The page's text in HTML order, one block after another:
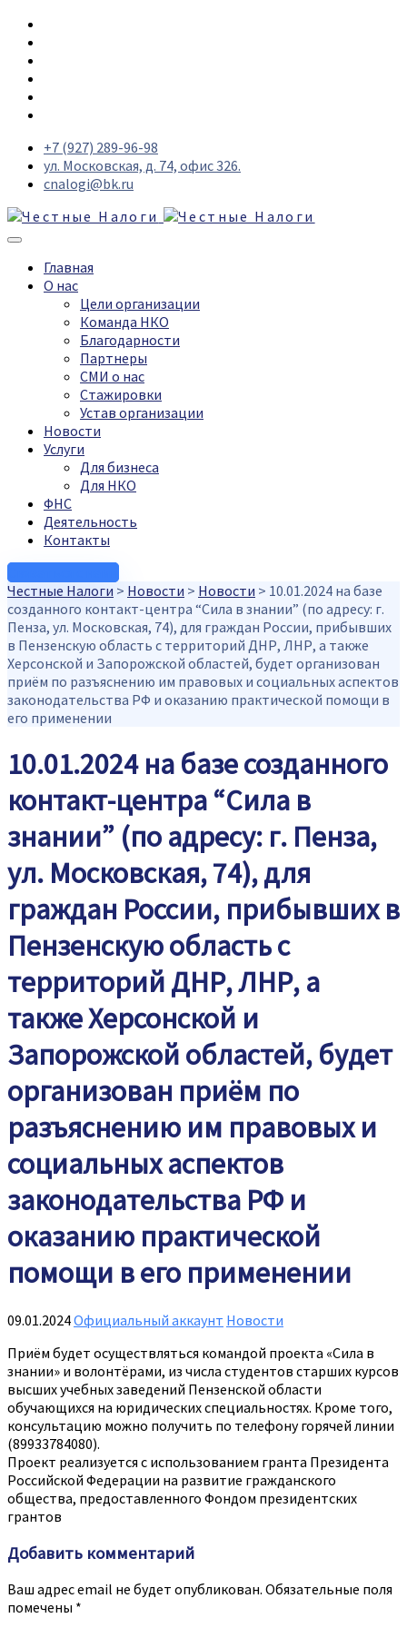
+7 (927) 289-96-98
ул. Московская, д. 74, офис 326.
cnalogi@bk.ru
Главная
О нас
Цели организации
Команда НКО
Благодарности
Партнеры
СМИ о нас
Стажировки
Устав организации
Новости
Услуги
Для бизнеса
Для НКО
ФНС
Деятельность
Контакты
Честные Налоги > Новости > Новости > 10.01.2024 на базе
созданного контакт-центра “Сила в знании” (по адресу: г.
Пенза, ул. Московская, 74), для граждан России, прибывших
в Пензенскую область с территорий ДНР, ЛНР, а также
Херсонской и Запорожской областей, будет организован
приём по разъяснению им правовых и социальных аспектов
законодательства РФ и оказанию практической помощи в
его применении
10.01.2024 на базе созданного
контакт-центра “Сила в
знании” (по адресу: г. Пенза,
ул. Московская, 74), для
граждан России, прибывших в
Пензенскую область с
территорий ДНР, ЛНР, а
также Херсонской и
Запорожской областей, будет
организован приём по
разъяснению им правовых и
социальных аспектов
законодательства РФ и
оказанию практической
помощи в его применении
09.01.2024Официальный аккаунт Новости
Приём будет осуществляться командой проекта «Сила в
знании» и волонтёрами, из числа студентов старших курсов
высших учебных заведений Пензенской области
обучающихся на юридических специальностях. Кроме того,
консультацию можно получить по телефону горячей линии
(89933784080).
Проект реализуется с использованием гранта Президента
Российской Федерации на развитие гражданского
общества, предоставленного Фондом президентских
грантов
Добавить комментарий
Ваш адрес email не будет опубликован. Обязательные поля
помечены *